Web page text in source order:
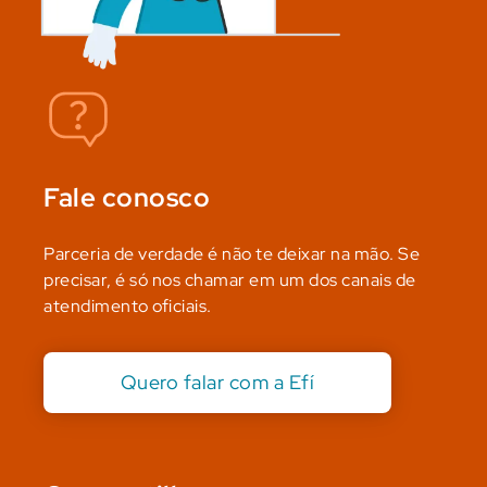
Fale conosco
Parceria de verdade é não te deixar na mão. Se
precisar, é só nos chamar em um dos canais de
atendimento oficiais.
Quero falar com a Efí